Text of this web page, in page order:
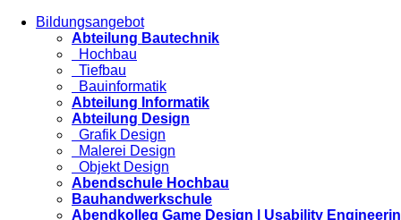
Bildungsangebot
Abteilung Bautechnik
Hochbau
Tiefbau
Bauinformatik
Abteilung Informatik
Abteilung Design
Grafik Design
Malerei Design
Objekt Design
Abendschule Hochbau
Bauhandwerkschule
Abendkolleg Game Design | Usability